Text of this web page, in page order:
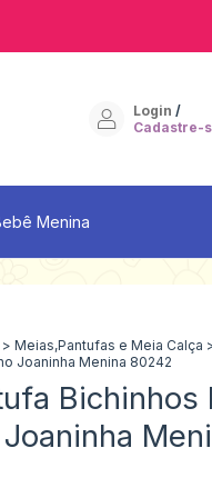
Login /
Cadastre-
Menina
> Meias,Pantufas e Meia Calça
Joaninha Menina 80242
Bichinhos